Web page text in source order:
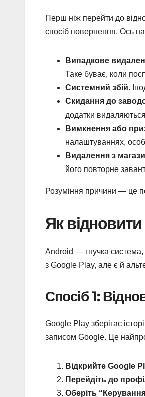
Перш ніж перейти до
спосіб повернення. Ось
Випадкове
Таке буває, коли
Системний збій.
Скидання до
додатки
Вимкнення або
налаштуваннях,
Видалення з
його повторне
Розуміння причини — це
Як
Android — гнучка система,
з Google Play, але є й
Спосіб 1:
Google Play зберігає
записом Google. Це
Відкрийте Google
Перейдіть до
Оберіть